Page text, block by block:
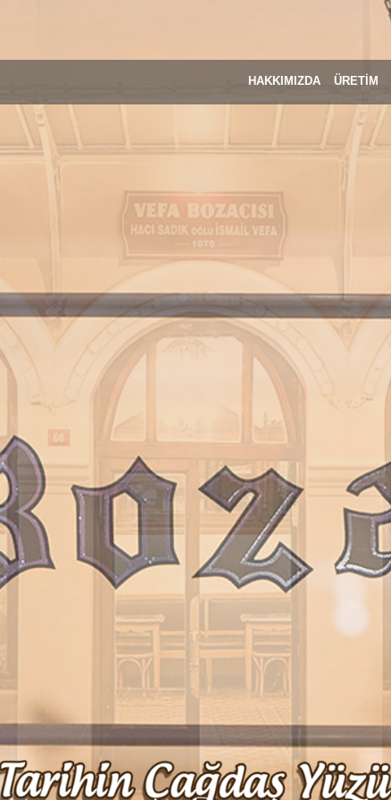
HAKKIMIZDA ÜRETİM